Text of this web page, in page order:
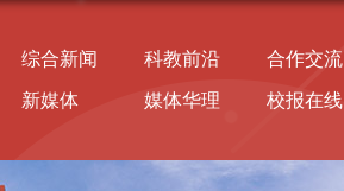
综合新闻 科教前沿 合作交流
新媒体 媒体华理 校报在线